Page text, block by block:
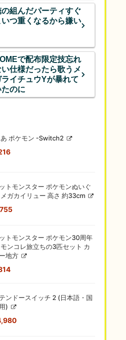
の組んだパーティすぐ
いつ重くなるから嫌い
で配布限定技忘れ
い仕様だったら歌うメ
ライチュウYが暴れて
たのに
ポケモン -Switch2
トモンスター ポケモンぬいぐ
ガカイリュー 高さ 約33cm
トモンスター ポケモン30周年
ンコレ旅立ちの3匹セット カ
地方
ンドースイッチ 2 (日本語・国
)